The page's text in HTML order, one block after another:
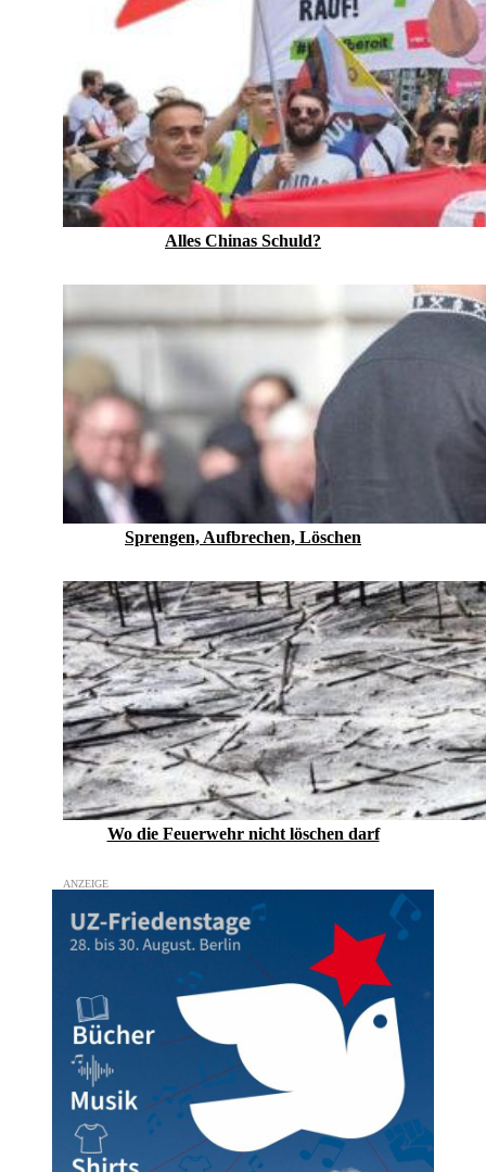
Alles Chinas Schuld?
Sprengen, Aufbrechen, Löschen
Wo die Feuerwehr nicht löschen darf